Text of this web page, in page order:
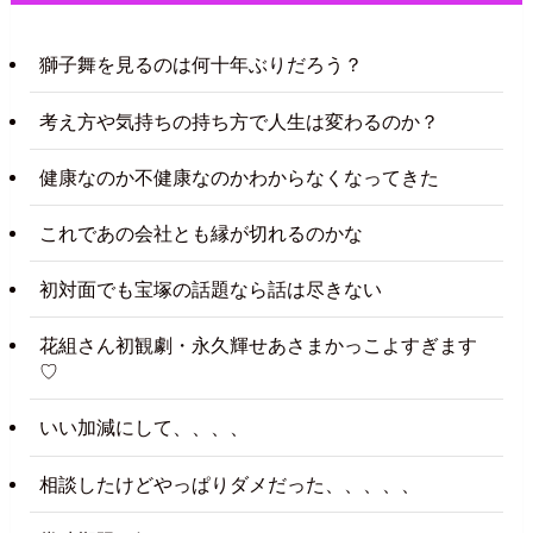
獅子舞を見るのは何十年ぶりだろう？
考え方や気持ちの持ち方で人生は変わるのか？
健康なのか不健康なのかわからなくなってきた
これであの会社とも縁が切れるのかな
初対面でも宝塚の話題なら話は尽きない
花組さん初観劇・永久輝せあさまかっこよすぎます
♡
いい加減にして、、、、
相談したけどやっぱりダメだった、、、、、